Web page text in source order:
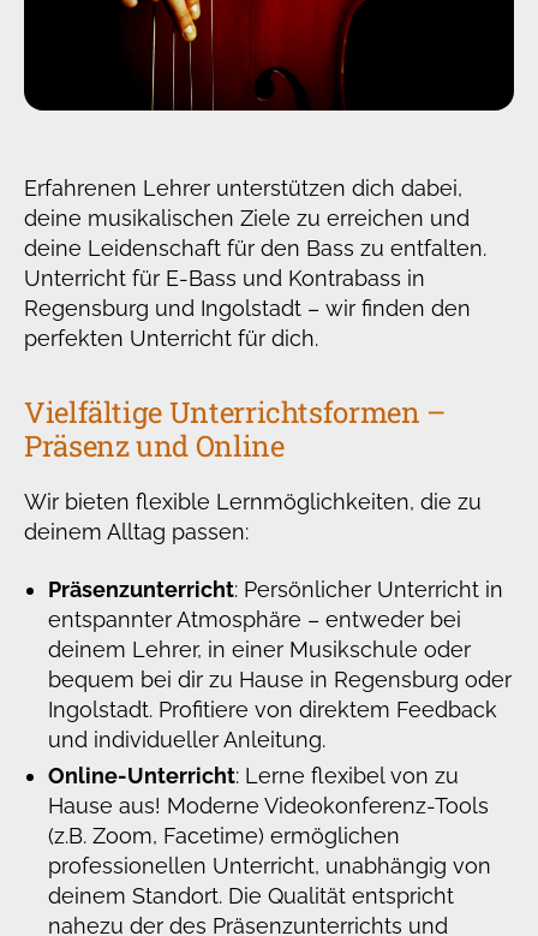
Erfahrenen Lehrer unterstützen dich dabei,
deine musikalischen Ziele zu erreichen und
deine Leidenschaft für den Bass zu entfalten.
Unterricht für E-Bass und Kontrabass in
Regensburg und Ingolstadt – wir finden den
perfekten Unterricht für dich.
Vielfältige Unterrichtsformen –
Präsenz und Online
Wir bieten flexible Lernmöglichkeiten, die zu
deinem Alltag passen:
Präsenzunterricht: Persönlicher Unterricht in
entspannter Atmosphäre – entweder bei
deinem Lehrer, in einer Musikschule oder
bequem bei dir zu Hause in Regensburg oder
Ingolstadt. Profitiere von direktem Feedback
und individueller Anleitung.
Online-Unterricht: Lerne flexibel von zu
Hause aus! Moderne Videokonferenz-Tools
(z.B. Zoom, Facetime) ermöglichen
professionellen Unterricht, unabhängig von
deinem Standort. Die Qualität entspricht
nahezu der des Präsenzunterrichts und